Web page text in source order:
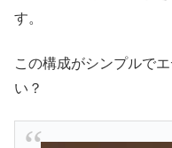
す。
この構成がシンプルで
い？